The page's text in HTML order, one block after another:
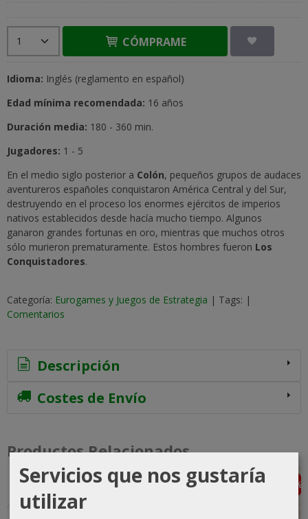
CÓMPRAME
Idioma: Inglés (reglamento en español)
Edad mínima recomendada: 16 años
Duración media: 180 - 360 min.
Jugadores: 1 - 5
En el medio siglo posterior a Colón, pequeños grupos de audaces
aventureros españoles conquistaron América Central y del Sur,
destruyendo en el proceso los enormes ejércitos de imperios
nativos establecidos desde hacía mucho tiempo. Algunos
ganaron grandes fortunas en oro, mientras que muchos otros
sólo murieron prematuramente. Estos hombres fueron Los
Conquistadores.
Categoría: Eurogames y Juegos de Estrategia | Tags: |
Comentarios
Descripción
Costes de Envío
Productos Relacionados
Agotado-5 % -10 % -10 %
Servicios que nos gustaría
utilizar